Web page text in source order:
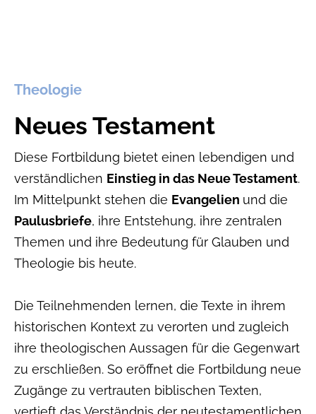
Theologie
Neues Testament
Diese Fortbildung bietet einen lebendigen und
verständlichen Einstieg in das Neue Testament.
Im Mittelpunkt stehen die Evangelien und die
Paulusbriefe, ihre Entstehung, ihre zentralen
Themen und ihre Bedeutung für Glauben und
Theologie bis heute.
Die Teilnehmenden lernen, die Texte in ihrem
historischen Kontext zu verorten und zugleich
ihre theologischen Aussagen für die Gegenwart
zu erschließen. So eröffnet die Fortbildung neue
Zugänge zu vertrauten biblischen Texten,